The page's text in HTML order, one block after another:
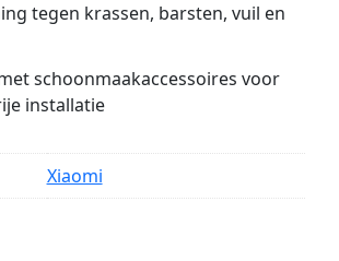
tegen krassen, barsten, vuil en
schoonmaakaccessoires voor
installatie
Xiaomi